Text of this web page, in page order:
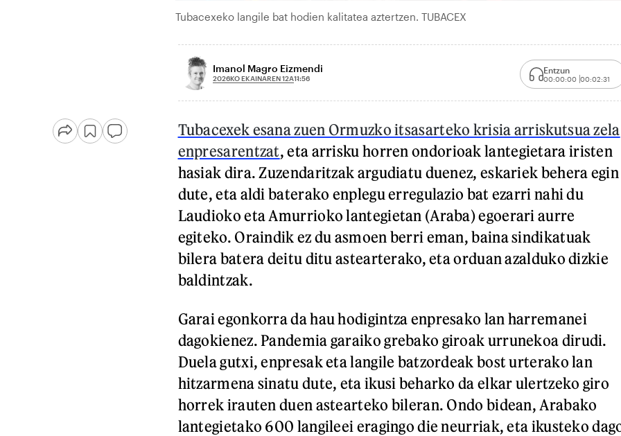
Tubacexeko langile bat hodien kalitatea aztertzen. TUBACEX
Imanol Magro Eizmendi
2026KO EKAINAREN 12A11:56
Entzun
00:00:00 00:02:31
Tubacexek esana zuen Ormuzko itsasarteko krisia arriskutsua zela
enpresarentzat, eta arrisku horren ondorioak lantegietara iristen
hasiak dira. Zuzendaritzak argudiatu duenez, eskariek behera egin
dute, eta aldi baterako enplegu erregulazio bat ezarri nahi du
Laudioko eta Amurrioko lantegietan (Araba) egoerari aurre
egiteko. Oraindik ez du asmoen berri eman, baina sindikatuak
bilera batera deitu ditu astearterako, eta orduan azalduko dizkie
baldintzak.
Garai egonkorra da hau hodigintza enpresako lan harremanei
dagokienez. Pandemia garaiko grebako giroak urrunekoa dirudi.
Duela gutxi, enpresak eta langile batzordeak bost urterako lan
hitzarmena sinatu dute, eta ikusi beharko da elkar ulertzeko giro
horrek irauten duen astearteko bileran. Ondo bidean, Arabako
lantegietako 600 langileei eragingo die neurriak, eta ikusteko